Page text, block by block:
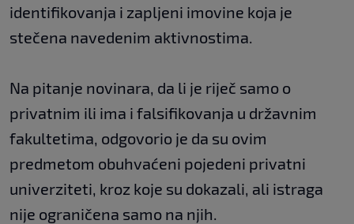
identifikovanja i zapljeni imovine koja je
stečena navedenim aktivnostima.
Na pitanje novinara, da li je riječ samo o
privatnim ili ima i falsifikovanja u državnim
fakultetima, odgovorio je da su ovim
predmetom obuhvaćeni pojedeni privatni
univerziteti, kroz koje su dokazali, ali istraga
nije ograničena samo na njih.